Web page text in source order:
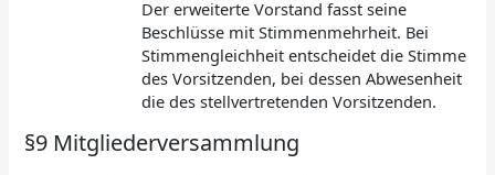
Der erweiterte Vorstand fasst seine
Beschlüsse mit Stimmenmehrheit. Bei
Stimmengleichheit entscheidet die Stimme
des Vorsitzenden, bei dessen Abwesenheit
die des stellvertretenden Vorsitzenden.
§9 Mitgliederversammlung